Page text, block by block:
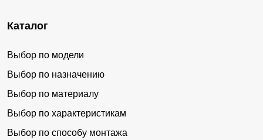
Каталог
Выбор по модели
Выбор по назначению
Выбор по материалу
Выбор по характеристикам
Выбор по способу монтажа